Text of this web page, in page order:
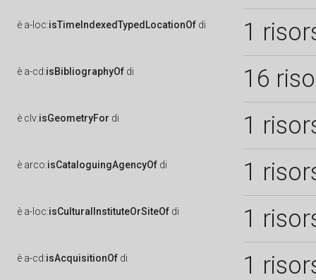
è a-loc:isTimeIndexedTypedLocationOf di 1
è a-cd:isBibliographyOf di 16
è clv:isGeometryFor di 1
è arco:isCataloguingAgencyOf di 1
è a-loc:isCulturalInstituteOrSiteOf di 1
è a-cd:isAcquisitionOf di 1